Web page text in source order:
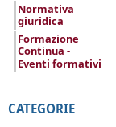
Normativa
giuridica
Formazione
Continua -
Eventi formativi
CATEGORIE